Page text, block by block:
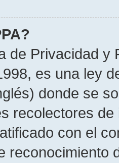
de Privacidad
es una ley
donde se
recolectores
con el
reconocimiento